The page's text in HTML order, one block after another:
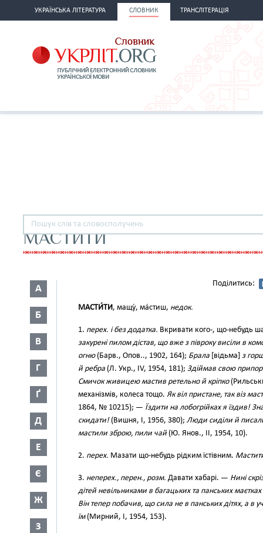
УКРАЇНСЬКА ЛІТЕРАТУРА СЛОВНИК ТРАНСЛІТЕРАЦІЯ
МАСТИТИ
А
Б
В
Г
Ґ
Д
Е
Є
Ж
З
Поділитись:
МАСТИ́ТИ, мащу́, ма́стиш, недок.
1. перех. і без додатка. Вкривати кого-, що-небудь
закурені пилом дістав, що вже з півроку висіли в
огню(Барв., Опов.., 1902, 164); Брала [відьма] з
й ребра (Л. Укр., IV, 1954, 181); Здіймав свою
Смичок живицею мастив ретельно й кріпко
механізмів, колеса тощо. Як віл пристане, так віз
1864, № 10215); — Їздити на лобогрійках я їздив!
скидати!(Вишня, І, 1956, 380); Люди сиділи й
мастили зброю, пили чай (Ю. Янов., II, 1954, 10).
2. перех. Мазати що-небудь рідким їстівним.
3. неперех., перен., розм. Давати хабарі. — Нині
дітей невільниками в багацьких та панських маєтках
Він тепер побачив, що сила не в панських дітях, а в
їм(Мирний, І, 1954, 153).